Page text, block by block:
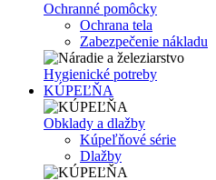
Ochranné pomôcky
Ochrana tela
Zabezpečenie nákladu
Hygienické potreby
KÚPEĽŇA
Obklady a dlažby
Kúpeľňové série
Dlažby